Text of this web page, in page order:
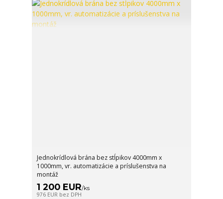
Jednokrídlová brána bez stĺpikov 4000mm x
1000mm, vr. automatizácie a príslušenstva na
montáž
1 200 EUR/ks
976 EUR bez DPH